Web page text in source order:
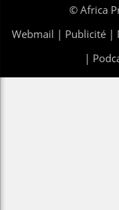
© Africa
Webmail | Publicité |
|